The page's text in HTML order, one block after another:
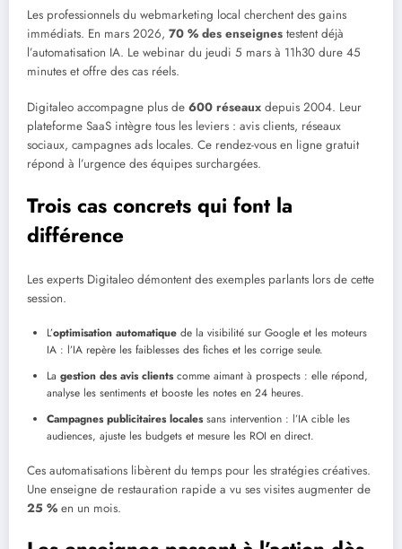
Les professionnels du webmarketing local cherchent des gains
immédiats. En mars 2026, 70 % des enseignes testent déjà
l’automatisation IA. Le webinar du jeudi 5 mars à 11h30 dure 45
minutes et offre des cas réels.
Digitaleo accompagne plus de 600 réseaux depuis 2004. Leur
plateforme SaaS intègre tous les leviers : avis clients, réseaux
sociaux, campagnes ads locales. Ce rendez-vous en ligne gratuit
répond à l’urgence des équipes surchargées.
Trois cas concrets qui font la
différence
Les experts Digitaleo démontent des exemples parlants lors de cette
session.
L’optimisation automatique de la visibilité sur Google et les moteurs
IA : l’IA repère les faiblesses des fiches et les corrige seule.
La gestion des avis clientscomme aimant à prospects : elle répond,
analyse les sentiments et booste les notes en 24 heures.
Campagnes publicitaires localessans intervention : l’IA cible les
audiences, ajuste les budgets et mesure les ROI en direct.
Ces automatisations libèrent du temps pour les stratégies créatives.
Une enseigne de restauration rapide a vu ses visites augmenter de
25 % en un mois.